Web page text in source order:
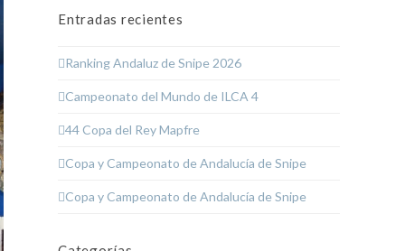
Entradas recientes
Ranking Andaluz de Snipe 2026
Campeonato del Mundo de ILCA 4
44 Copa del Rey Mapfre
Copa y Campeonato de Andalucía de Snipe
Copa y Campeonato de Andalucía de Snipe